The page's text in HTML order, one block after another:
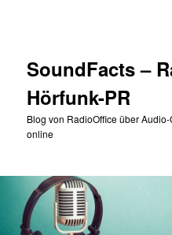
SoundFacts –
Hörfunk-PR
Blog von RadioOffice über
online